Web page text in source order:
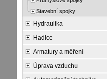
Stavební spojky
Hydraulika
Hadice
Armatury a měření
Úprava vzduchu